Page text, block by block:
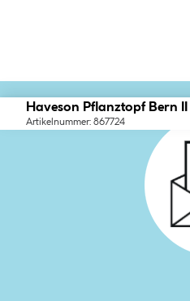
Haveson Pflanztopf Bern
Artikelnummer: 867724